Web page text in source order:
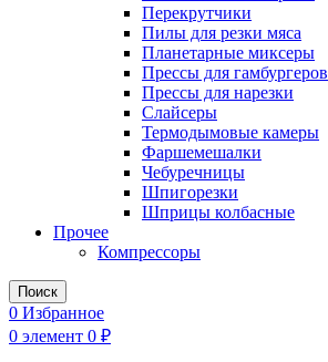
Перекрутчики
Пилы для резки мяса
Планетарные миксеры
Прессы для гамбургеров
Прессы для нарезки
Слайсеры
Термодымовые камеры
Фаршемешалки
Чебуречницы
Шпигорезки
Шприцы колбасные
Прочее
Компрессоры
Поиск
0 Избранное
0 элемент 0 ₽